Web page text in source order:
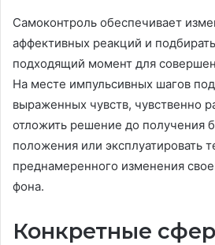
Самоконтроль обеспечивает
аффективных реакций и
подходящий момент для
На месте импульсивных шагов
выраженных чувств, чувственно
отложить решение до получения
положения или эксплуатировать
преднамеренного изменения
фона.
Конкретные